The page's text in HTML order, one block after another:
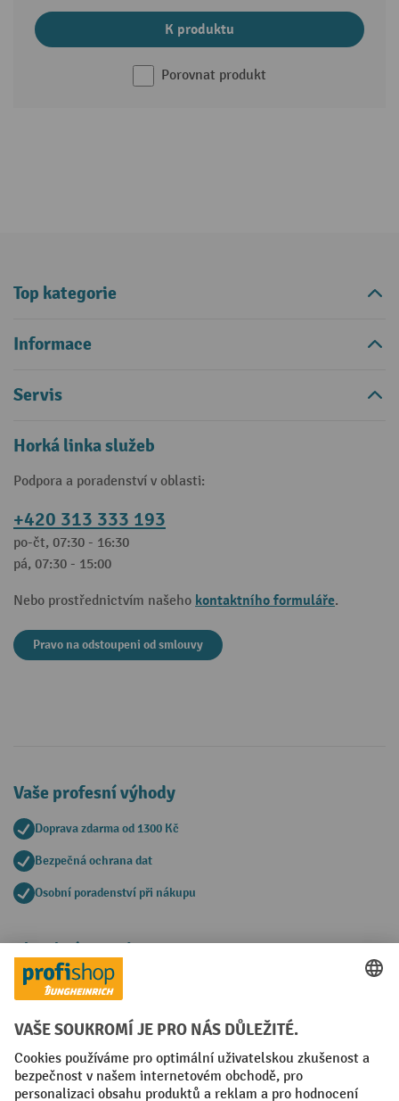
K produktu
Porovnat produkt
Top kategorie
Informace
Servis
Horká linka služeb
Podpora a poradenství v oblasti:
+420 313 333 193
po-čt, 07:30 - 16:30
pá, 07:30 - 15:00
Nebo prostřednictvím našeho kontaktního formuláře.
Pravo na odstoupeni od smlouvy
Vaše profesní výhody
Doprava zdarma od 1300 Kč
Bezpečná ochrana dat
Osobní poradenství při nákupu
Platební metody
Faktura
Sociální sítě
Facebook
YouTube
LinkedIn